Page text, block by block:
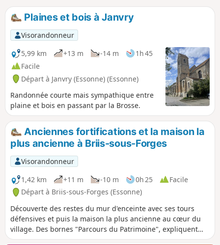
Plaines et bois à Janvry
Visorandonneur
5,99 km
+13 m -14 m
1h 45
Facile
Départ à Janvry (Essonne) (Essonne)
Randonnée courte mais sympathique entre
plaine et bois en passant par la Brosse.
Anciennes fortifications et la maison la
plus ancienne à Briis-sous-Forges
Visorandonneur
1,42 km
+11 m -10 m 0h 25
Facile
Départ à Briis-sous-Forges (Essonne)
Découverte des restes du mur d'enceinte avec ses tours
défensives et puis la maison la plus ancienne au cœur du
village. Des bornes "Parcours du Patrimoine", expliquent
ces constructions.